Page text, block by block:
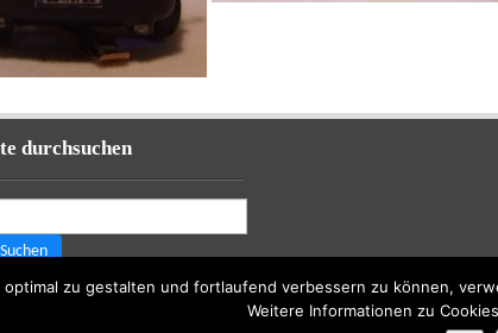
durchsuchen
optimal zu gestalten und fortlaufend verbessern zu können,
Weitere Informationen zu